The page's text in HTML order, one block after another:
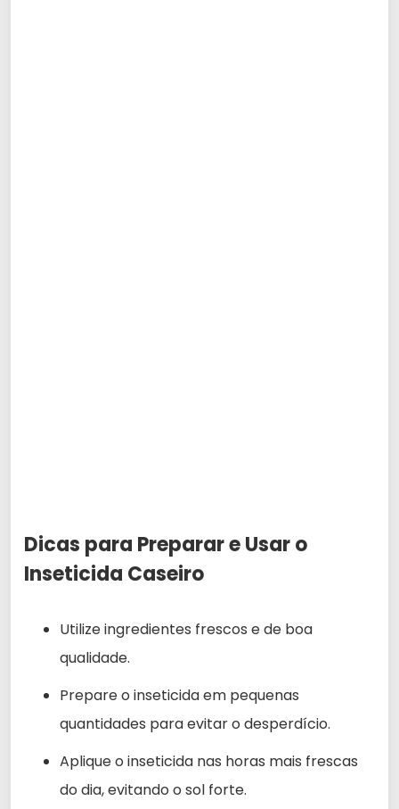
Dicas para Preparar e Usar o
Inseticida Caseiro
Utilize ingredientes frescos e de boa
qualidade.
Prepare o inseticida em pequenas
quantidades para evitar o desperdício.
Aplique o inseticida nas horas mais frescas
do dia, evitando o sol forte.